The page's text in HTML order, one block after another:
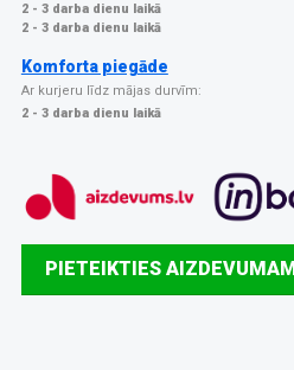
2 - 3 darba dienu laikā
2 - 3 darba dienu laikā
Komforta piegāde
Ar kurjeru līdz mājas durvīm:
2 - 3 darba dienu laikā
PIETEIKTIES AIZDEVUMAM